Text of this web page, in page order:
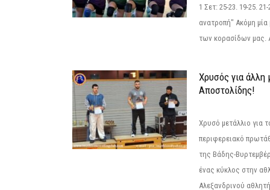
1 Σετ: 25-23. 19-25.
ανατροπή" Ακόμη μία
των κορασίδων μας.
Χρυσός για άλλη
Αποστολίδης!
Χρυσό μετάλλιο για
περιφερειακό
της Βάδης-
ένας κύκλος στην
Αλεξανδρινού